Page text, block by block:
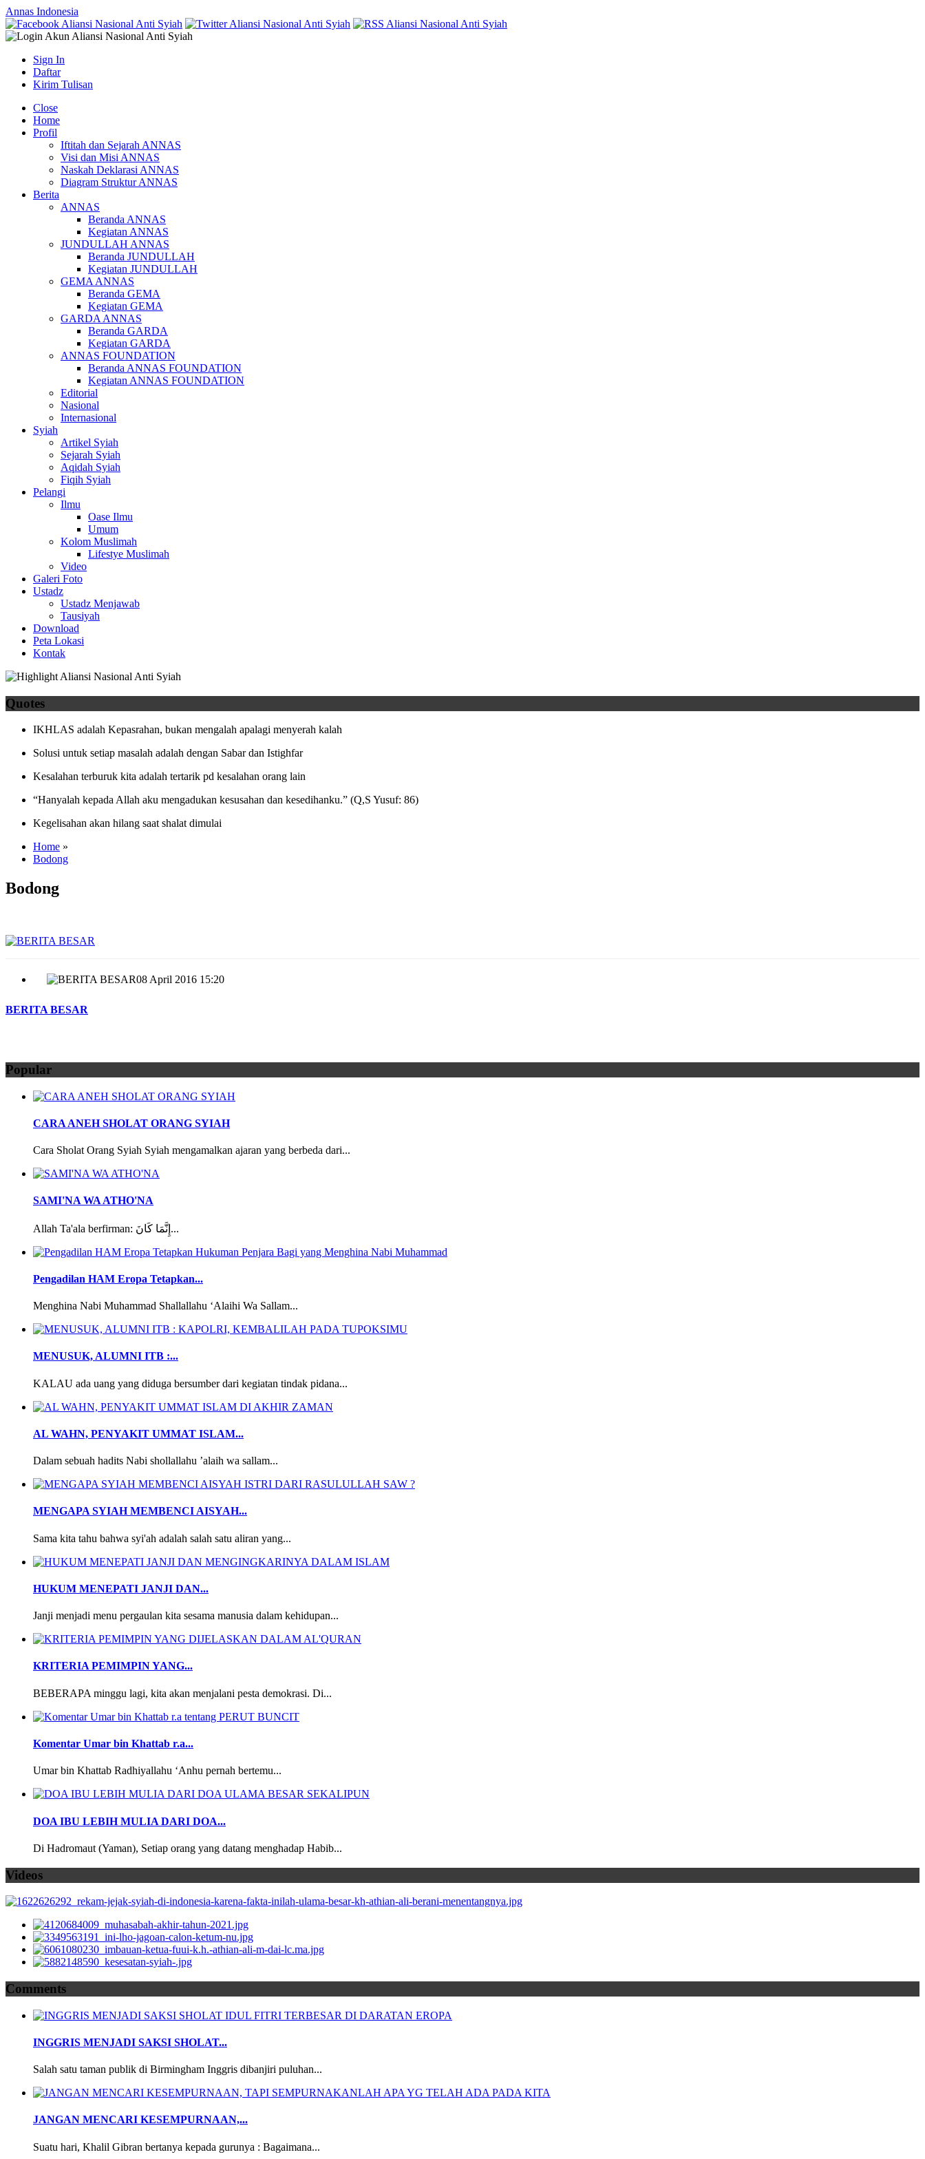
Annas Indonesia
Sign In
Daftar
Kirim Tulisan
Close
Home
Profil
Iftitah dan Sejarah ANNAS
Visi dan Misi ANNAS
Naskah Deklarasi ANNAS
Diagram Struktur ANNAS
Berita
ANNAS
Beranda ANNAS
Kegiatan ANNAS
JUNDULLAH ANNAS
Beranda JUNDULLAH
Kegiatan JUNDULLAH
GEMA ANNAS
Beranda GEMA
Kegiatan GEMA
GARDA ANNAS
Beranda GARDA
Kegiatan GARDA
ANNAS FOUNDATION
Beranda ANNAS FOUNDATION
Kegiatan ANNAS FOUNDATION
Editorial
Nasional
Internasional
Syiah
Artikel Syiah
Sejarah Syiah
Aqidah Syiah
Fiqih Syiah
Pelangi
Ilmu
Oase Ilmu
Umum
Kolom Muslimah
Lifestye Muslimah
Video
Galeri Foto
Ustadz
Ustadz Menjawab
Tausiyah
Download
Peta Lokasi
Kontak
Quotes
IKHLAS adalah Kepasrahan, bukan mengalah apalagi menyerah kalah
Solusi untuk setiap masalah adalah dengan Sabar dan Istighfar
Kesalahan terburuk kita adalah tertarik pd kesalahan orang lain
“Hanyalah kepada Allah aku mengadukan kesusahan dan kesedihanku.” (Q,S Yusuf: 86)
Kegelisahan akan hilang saat shalat dimulai
Home »
Bodong
Bodong
08 April 2016 15:20
BERITA BESAR
Popular
CARA ANEH SHOLAT ORANG SYIAH
Cara Sholat Orang Syiah Syiah mengamalkan ajaran yang berbeda dari...
SAMI'NA WA ATHO'NA
Allah Ta'ala berfirman: إِنَّمَا كَانَ...
Pengadilan HAM Eropa Tetapkan...
Menghina Nabi Muhammad Shallallahu ‘Alaihi Wa Sallam...
MENUSUK, ALUMNI ITB :...
KALAU ada uang yang diduga bersumber dari kegiatan tindak pidana...
AL WAHN, PENYAKIT UMMAT ISLAM...
Dalam sebuah hadits Nabi shollallahu ’alaih wa sallam...
MENGAPA SYIAH MEMBENCI AISYAH...
Sama kita tahu bahwa syi'ah adalah salah satu aliran yang...
HUKUM MENEPATI JANJI DAN...
Janji menjadi menu pergaulan kita sesama manusia dalam kehidupan...
KRITERIA PEMIMPIN YANG...
BEBERAPA minggu lagi, kita akan menjalani pesta demokrasi. Di...
Komentar Umar bin Khattab r.a...
Umar bin Khattab Radhiyallahu ‘Anhu pernah bertemu...
DOA IBU LEBIH MULIA DARI DOA...
Di Hadromaut (Yaman), Setiap orang yang datang menghadap Habib...
Videos
Comments
INGGRIS MENJADI SAKSI SHOLAT...
Salah satu taman publik di Birmingham Inggris dibanjiri puluhan...
JANGAN MENCARI KESEMPURNAAN,...
Suatu hari, Khalil Gibran bertanya kepada gurunya : Bagaimana...